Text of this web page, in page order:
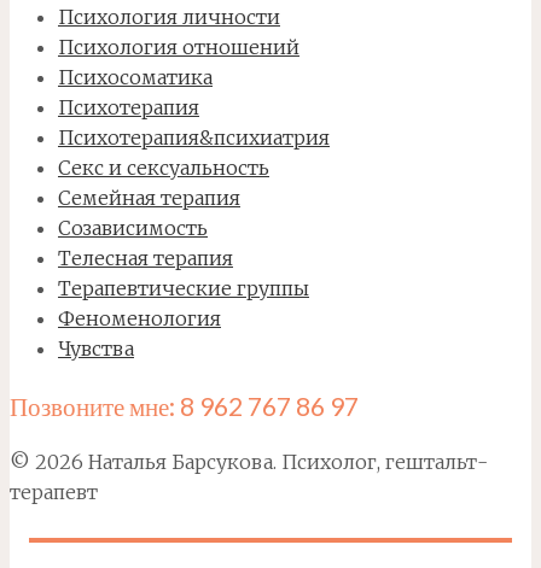
Психология личности
Психология отношений
Психосоматика
Психотерапия
Психотерапия&психиатрия
Секс и сексуальность
Семейная терапия
Созависимость
Телесная терапия
Терапевтические группы
Феноменология
Чувства
Позвоните мне: 8 962 767 86 97
© 2026 Наталья Барсукова. Психолог, гештальт-
терапевт